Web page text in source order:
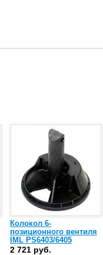
Колокол 6-
позиционного вентиля
IML PS6403/6405
(19028-0203)
2 721 руб.